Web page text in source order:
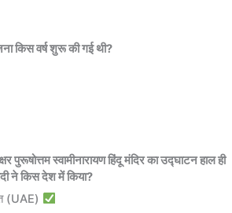
किस वर्ष शुरू की गई थी?
पुरूषोत्तम स्वामीनारायण हिंदू मंदिर का उद्घाटन हाल ही
ने किस देश में किया?
(UAE)